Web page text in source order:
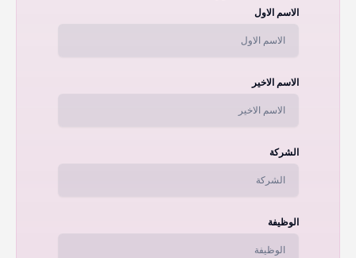
الاسم الاول
الاسم الاخير
الشركة
الوظيفة